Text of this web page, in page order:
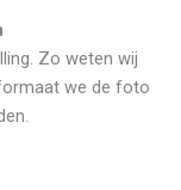
Zo weten wij
we de foto